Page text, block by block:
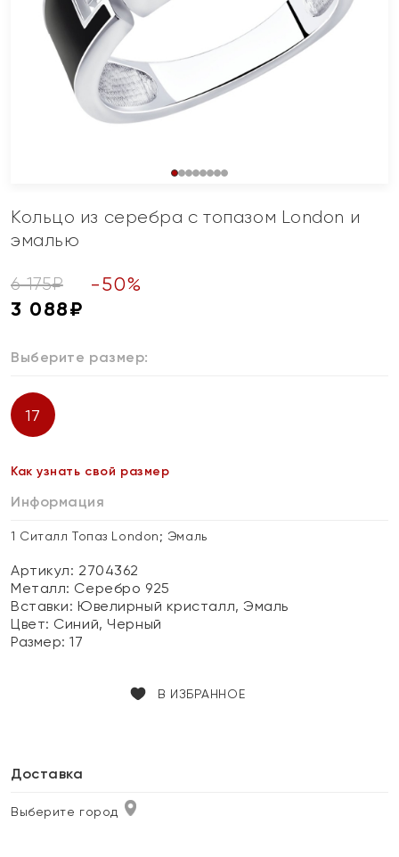
Кольцо из серебра с топазом London и
эмалью
6 175₽ -50%
3 088₽
Выберите размер:
17
Как узнать свой размер
Информация
1 Ситалл Топаз London; Эмаль
Артикул: 2704362
Металл: Серебро 925
Вставки:Ювелирный кристалл, Эмаль
Цвет: Синий, Черный
Размер:17
В ИЗБРАННОЕ
Доставка
Выберите город